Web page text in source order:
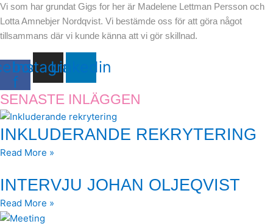
Vi som har grundat Gigs for her är Madelene Lettman Persson och
Lotta Amnebjer Nordqvist. Vi bestämde oss för att göra något
tillsammans där vi kunde känna att vi gör skillnad.
f
InstagramLinkedin
SENASTE INLÄGGEN
INKLUDERANDE REKRYTERING
Read More »
INTERVJU JOHAN OLJEQVIST
Read More »